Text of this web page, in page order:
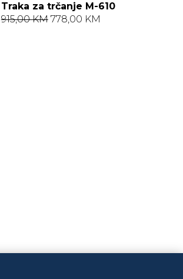
je:
Traka za trčanje M-610
915,00KM Izvorna
778,00 KM